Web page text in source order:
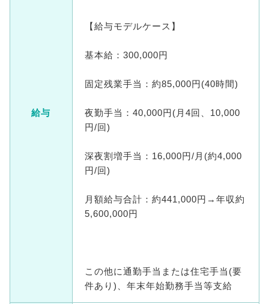
給与
【給与モデルケース】
基本給：300,000円
固定残業手当：約85,000円(40時間)
夜勤手当：40,000円(月4回、10,000
円/回)
深夜割増手当：16,000円/月(約4,000
円/回)
月額給与合計：約441,000円→年収約
5,600,000円
この他に通勤手当または住宅手当(要
件あり)、年末年始勤務手当等支給